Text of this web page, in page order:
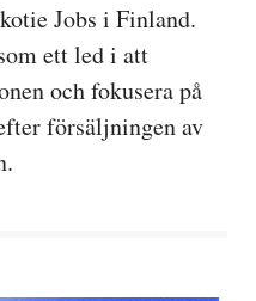
Jobs i Finland.
ett led i att
och fokusera på
försäljningen av